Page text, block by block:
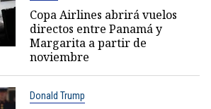
Copa Airlines abrirá vuelos
directos entre Panamá y
Margarita a partir de
noviembre
Donald Trump